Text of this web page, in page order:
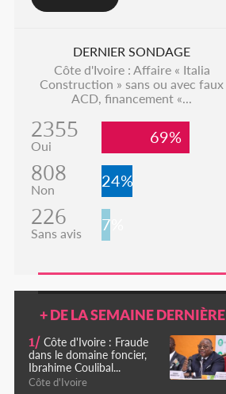
DERNIER SONDAGE
Côte d'Ivoire : Affaire « Italia
Construction » sans ou avec faux
ACD, financement «...
2355
Oui 69%
808
Non 24%
226
Sans avis 7%
+ DE LA SEMAINE DERNIÈRE
1/ Côte d'Ivoire : Fraude
dans le domaine foncier,
Ibrahime Coulibal...
Côte d'Ivoire